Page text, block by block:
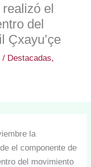
el
del
Çxayu’çe
/ Destacadas,
la
el componente de
del movimiento